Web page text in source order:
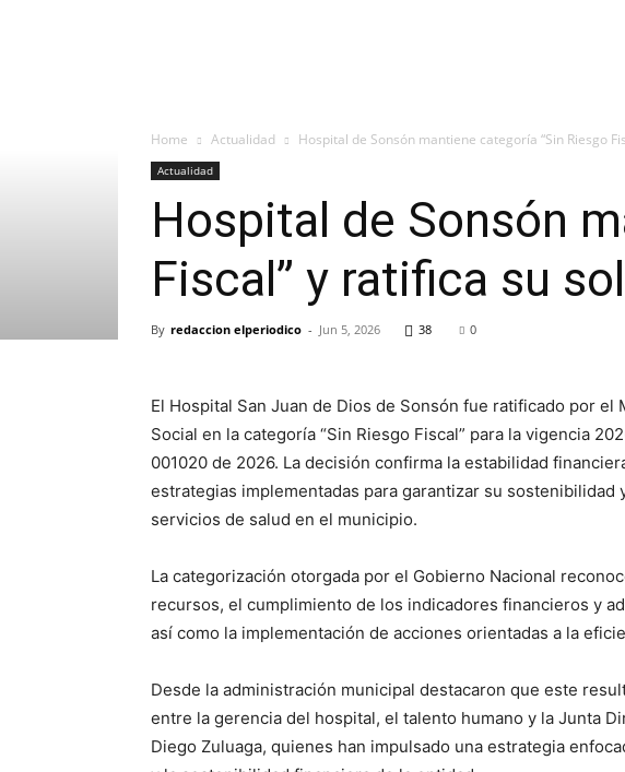
Home Actualidad Hospital de Sonsón mantiene categoría “Sin Riesgo
Actualidad
Hospital de Sonsón
Fiscal” y ratifica su
By redaccion elperiodico - Jun 5, 2026 38 0
El Hospital San Juan de Dios de Sonsón fue ratificado por
Social en la categoría “Sin Riesgo Fiscal” para la vigencia
001020 de 2026. La decisión confirma la estabilidad
estrategias implementadas para garantizar su
servicios de salud en el municipio.
La categorización otorgada por el Gobierno Nacional
recursos, el cumplimiento de los indicadores financieros y
así como la implementación de acciones orientadas a la
Desde la administración municipal destacaron que este
entre la gerencia del hospital, el talento humano y la Junta
Diego Zuluaga, quienes han impulsado una estrategia